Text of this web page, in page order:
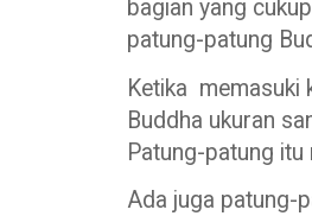
bagian yang
patung-patung
Ketika memasuki
Buddha ukuran
Patung-patung
Ada juga patung-